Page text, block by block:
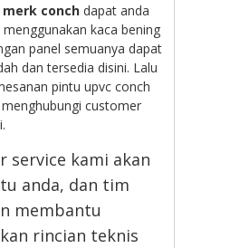
conch dapat anda
kaca bening
panel semuanya dapat
dan tersedia disini. Lalu
pintu upvc conch
customer
service kami akan
anda, dan tim
membantu
rincian teknis